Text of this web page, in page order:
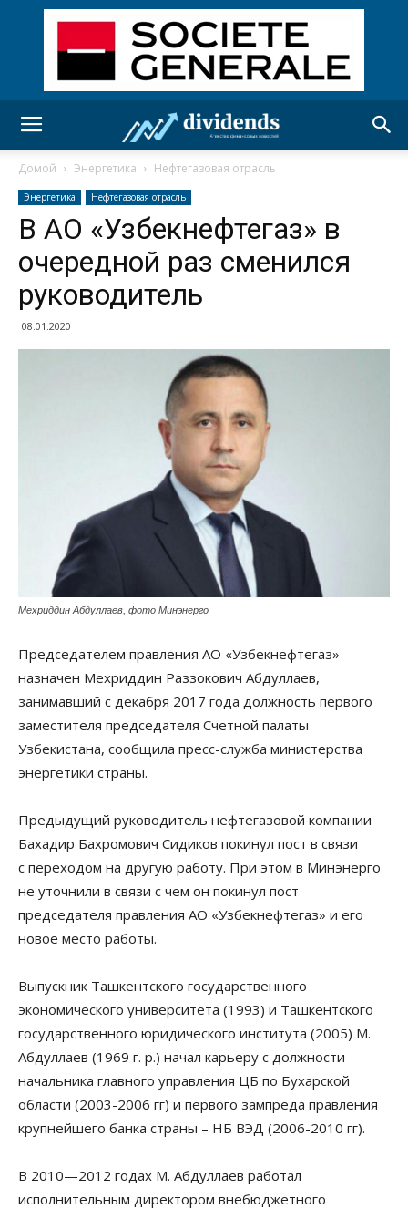
Домой Энергетика Нефтегазовая отрасль
Энергетика Нефтегазовая отрасль
В АО «Узбекнефтегаз» в
очередной раз сменился
руководитель
08.01.2020
Мехриддин Абдуллаев, фото Минэнерго
Председателем правления АО «Узбекнефтегаз»
назначен Мехриддин Раззокович Абдуллаев,
занимавший с декабря 2017 года должность первого
заместителя председателя Счетной палаты
Узбекистана, сообщила пресс-служба министерства
энергетики страны.
Предыдущий руководитель нефтегазовой компании
Бахадир Бахромович Сидиков покинул пост в связи
с переходом на другую работу. При этом в Минэнерго
не уточнили в связи с чем он покинул пост
председателя правления АО «Узбекнефтегаз» и его
новое место работы.
Выпускник Ташкентского государственного
экономического университета (1993) и Ташкентского
государственного юридического института (2005) М.
Абдуллаев (1969 г. р.) начал карьеру с должности
начальника главного управления ЦБ по Бухарской
области (2003-2006 гг) и первого зампреда правления
крупнейшего банка страны – НБ ВЭД (2006-2010 гг).
В 2010—2012 годах М. Абдуллаев работал
исполнительным директором внебюджетного